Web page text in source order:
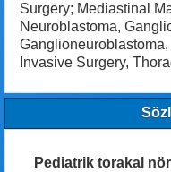
Surgery; Mediastinal
Neuroblastoma,
Invasive Surgery,
Pediatrik torakal